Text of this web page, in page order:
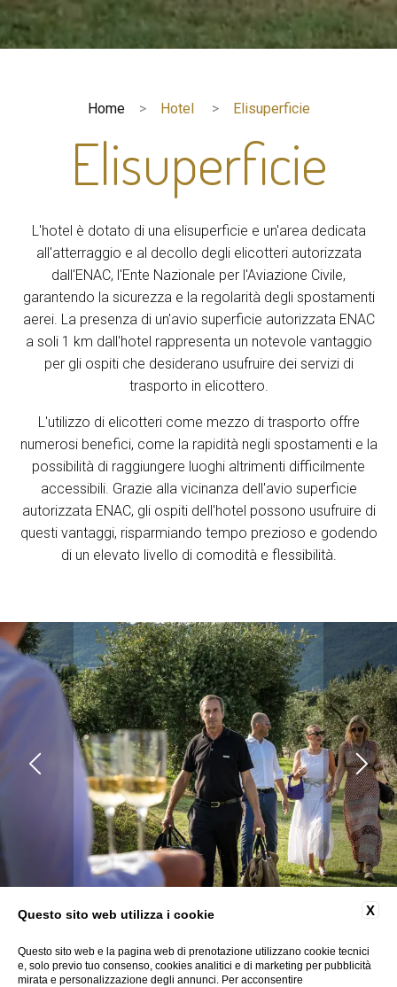
Home Hotel Elisuperficie
Elisuperficie
L'hotel è dotato di una elisuperficie e un'area dedicata
all'atterraggio e al decollo degli elicotteri autorizzata
dall'ENAC, l'Ente Nazionale per l'Aviazione Civile,
garantendo la sicurezza e la regolarità degli spostamenti
aerei. La presenza di un'avio superficie autorizzata ENAC
a soli 1 km dall'hotel rappresenta un notevole vantaggio
per gli ospiti che desiderano usufruire dei servizi di
trasporto in elicottero.
L'utilizzo di elicotteri come mezzo di trasporto offre
numerosi benefici, come la rapidità negli spostamenti e la
possibilità di raggiungere luoghi altrimenti difficilmente
accessibili. Grazie alla vicinanza dell'avio superficie
autorizzata ENAC, gli ospiti dell'hotel possono usufruire di
questi vantaggi, risparmiando tempo prezioso e godendo
di un elevato livello di comodità e flessibilità.
X
Questo sito web utilizza i cookie
Questo sito web e la pagina web di prenotazione utilizzano cookie tecnici
e, solo previo tuo consenso, cookies analitici e di marketing per pubblicità
mirata e personalizzazione degli annunci. Per acconsentire